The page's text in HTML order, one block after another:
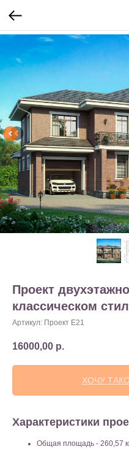
Проект
классическом
Артикул: Проект E21
16000,00 р.
ХОЧУ
Характеристики
Общая площадь - 260,57